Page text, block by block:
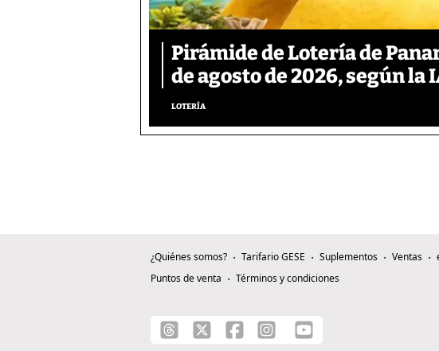
Pirámide de Lotería de
de agosto de 2026, según la
LOTERÍA
¿Quiénes somos? Tarifario GESE Suplementos Ventas
Puntos de venta
Términos y condiciones